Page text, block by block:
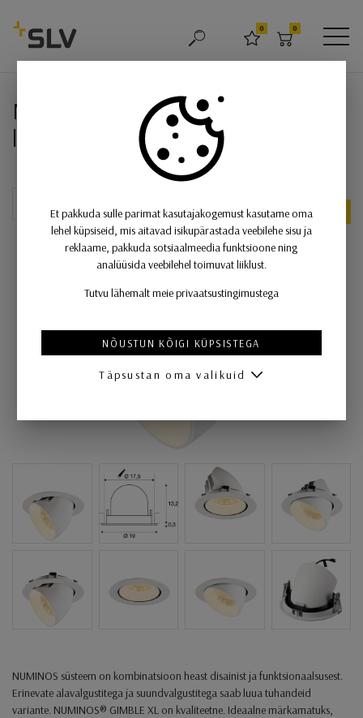
OTSING LEMMIKUD
0
OSTUKORV
0
NUMINOS® GIMBLE⁠XL,
NUMINOS® GIMBLE⁠XL, süvistatav
laevalgusti, 3000 K, 55°, valge
NUMINOS süsteem on kombinatsioon heast disainist ja funktsionaalsusest.
Erinevate alavalgustitega ja suundvalgustitega saab luua tuhandeid
variante. NUMINOS® GIMBLE XL on kvaliteetne. Ideaalne märkamatuks,
Et pakkuda sulle parimat kasutajakogemust kasutame oma
lehel küpsiseid, mis aitavad isikupärastada veebilehe sisu ja
reklaame, pakkuda sotsiaalmeedia funktsioone ning
analüüsida veebilehel toimuvat liiklust.
Tutvu lähemalt meie privaatsustingimustega
NÕUSTUN KÕIGI KÜPSISTEGA
Täpsustan oma valikuid